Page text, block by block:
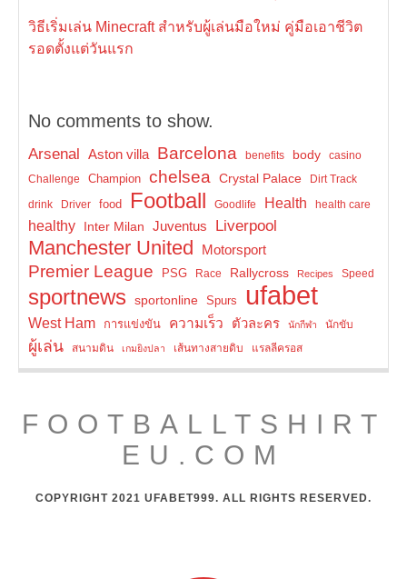
วิธีเริ่มเล่น Minecraft สำหรับผู้เล่นมือใหม่ คู่มือเอาชีวิต
รอดตั้งแต่วันแรก
No comments to show.
Arsenal Aston villa Barcelona benefits body
casino
Challenge
Champion chelsea Crystal Palace
Dirt Track
drink
Driver food Football Goodlife Health health care
healthy Inter Milan Juventus Liverpool
Manchester United Motorsport
Premier League PSG Race Rallycross Recipes Speed
sportnews sportonline Spurs ufabet
West Ham การแข่งขัน ความเร็ว ตัวละคร นักกีฬา นักขับ
ผู้เล่น สนามดิน เกมยิงปลา เส้นทางสายดิบ แรลลีครอส
FOOTBALLTSHIRT
EU.COM
COPYRIGHT 2021 UFABET999. ALL RIGHTS RESERVED.